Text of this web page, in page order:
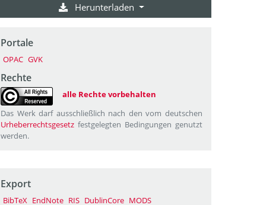
Herunterladen
Portale
OPAC GVK
Rechte
alle Rechte vorbehalten
Das Werk darf ausschließlich nach den vom deutschen
Urheberrechtsgesetz festgelegten Bedingungen genutzt
werden.
Export
BibTeX EndNote RIS DublinCore MODS